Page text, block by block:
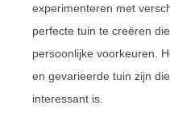
experimenteren met
perfecte tuin te creëren
persoonlijke voorkeuren.
en gevarieerde tuin zijn
interessant is.